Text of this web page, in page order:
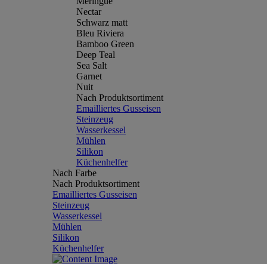
Nectar
Schwarz matt
Bleu Riviera
Bamboo Green
Deep Teal
Sea Salt
Garnet
Nuit
Nach Produktsortiment
Emailliertes Gusseisen
Steinzeug
Wasserkessel
Mühlen
Silikon
Küchenhelfer
Nach Farbe
Nach Produktsortiment
Emailliertes Gusseisen
Steinzeug
Wasserkessel
Mühlen
Silikon
Küchenhelfer